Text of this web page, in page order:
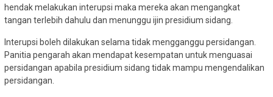
hendak melakukan interupsi maka mereka akan mengangkat
tangan terlebih dahulu dan menunggu ijin presidium sidang.
Interupsi boleh dilakukan selama tidak mengganggu persidangan.
Panitia pengarah akan mendapat kesempatan untuk menguasai
persidangan apabila presidium sidang tidak mampu mengendalikan
persidangan.